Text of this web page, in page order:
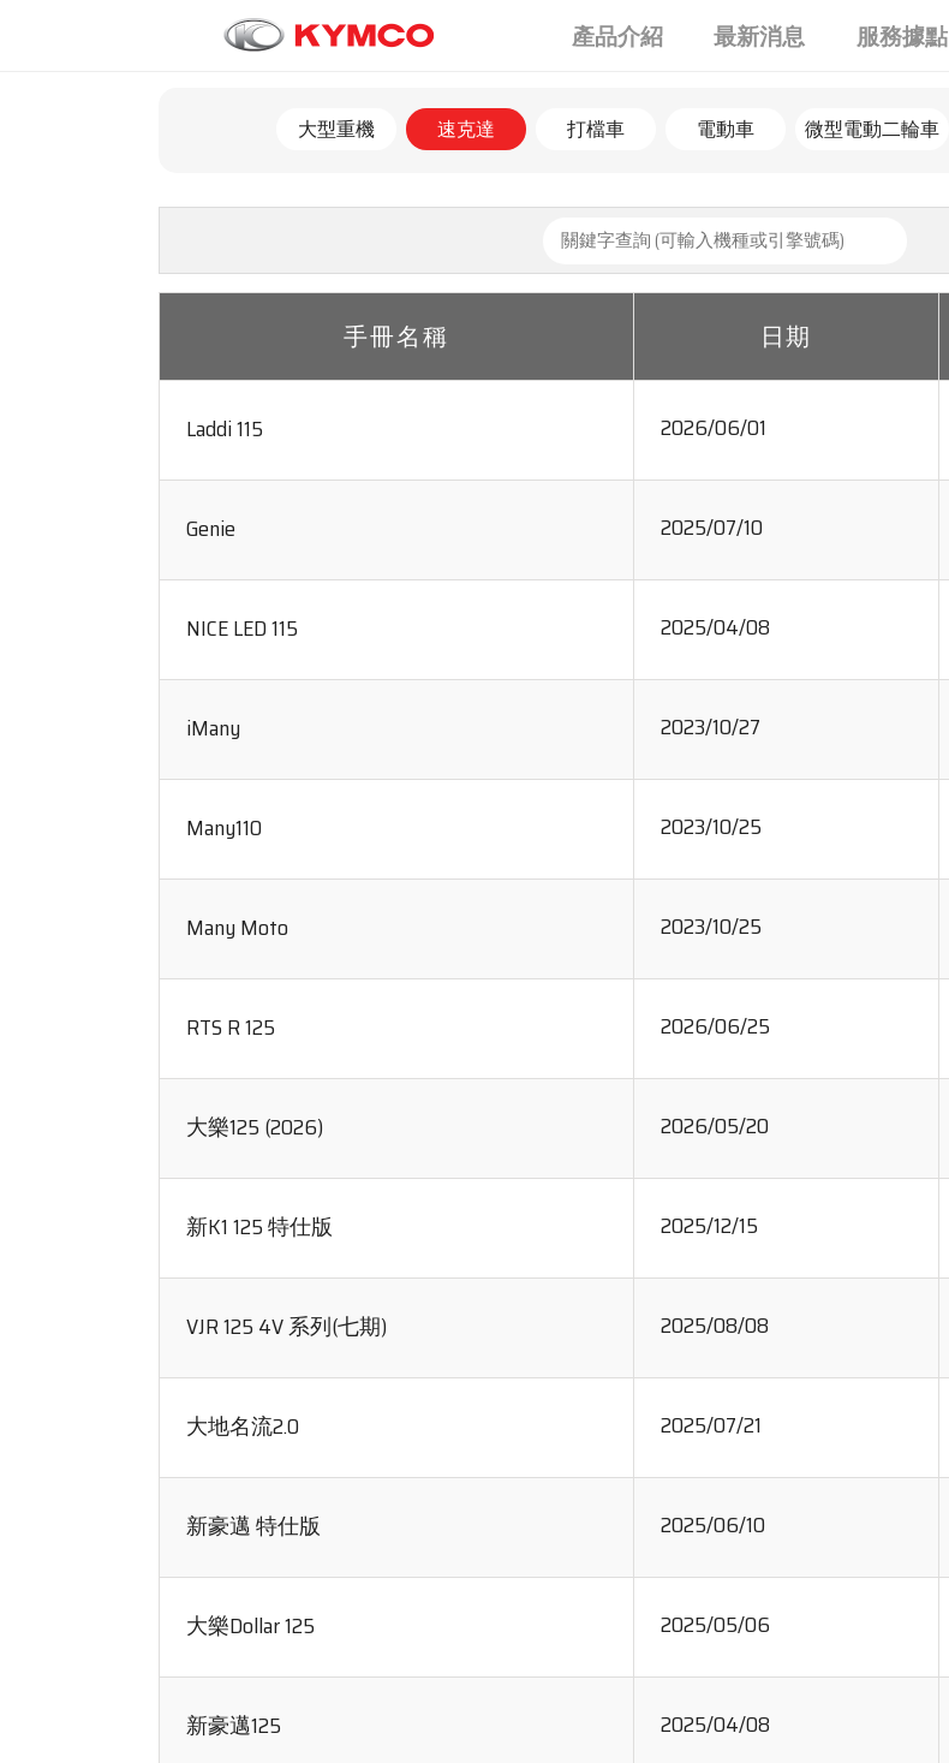
產品介紹 最新消息 服務據點
大型重機 速克達 打檔車 電動車 微型電動二輪車
手冊名稱 日期
Laddi 115 2026/06/01
Genie 2025/07/10
NICE LED 115 2025/04/08
iMany 2023/10/27
Many110 2023/10/25
Many Moto 2023/10/25
RTS R 125 2026/06/25
大樂125 (2026) 2026/05/20
新K1 125 特仕版 2025/12/15
VJR 125 4V 系列(七期) 2025/08/08
大地名流2.0 2025/07/21
新豪邁 特仕版 2025/06/10
大樂Dollar 125 2025/05/06
新豪邁125 2025/04/08